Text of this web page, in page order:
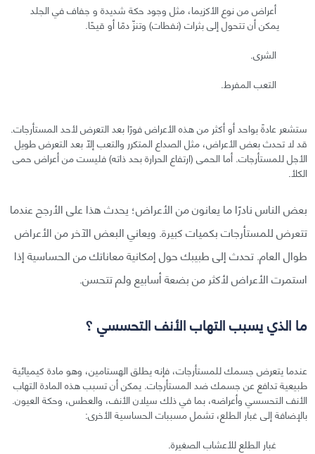
أعراض من نوع الأكزيما، مثل وجود حكة شديدة و جفاف في الجلد
يمكن أن تتحول إلى بثرات (نفطات) وتنزّ دمًا أو قيحًا.
الشرى.
التعب المفرط.
ستشعر عادةً بواحد أو أكثر من هذه الأعراض فورًا بعد التعرض لأحد المستأرجات.
قد لا تحدث بعض الأعراض، مثل الصداع المتكرر والتعب إلّا بعد التعرض طويل
الأجل للمستأرجات. أما الحمى (ارتفاع الحرارة بحد ذاته) فليست من أعراض حمى
الكلأ.
بعض الناس نادرًا ما يعانون من الأعراض؛ يحدث هذا على الأرجح عندما
تتعرض للمستأرجات بكميات كبيرة. ويعاني البعض الآخر من الأعراض
طوال العام. تحدث إلى طبيبك حول إمكانية معاناتك من الحساسية إذا
استمرت الأعراض لأكثر من بضعة أسابيع ولم تتحسن.
ما الذي يسبب التهاب الأنف التحسسي ؟
عندما يتعرض جسمك للمستأرجات، فإنه يطلق الهستامين، وهو مادة كيميائية
طبيعية تدافع عن جسمك ضد المستأرجات. يمكن أن تسبب هذه المادة التهاب
الأنف التحسسي وأعراضه، بما في ذلك سيلان الأنف، والعطس، وحكة العيون.
بالإضافة إلى غبار الطلع، تشمل مسببات الحساسية الأخرى:
غبار الطلع للأعشاب الصغيرة.